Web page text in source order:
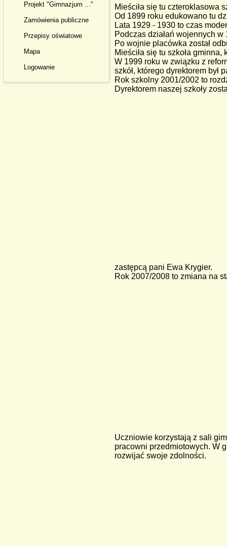
Projekt "Gimnazjum ..."
Zamówienia publiczne
Przepisy oświatowe
Mapa
Logowanie
Mieściła się tu czteroklasowa
Od 1899 roku edukowano tu
Lata 1929 - 1930 to czas
Podczas działań wojennych
Po wojnie placówka został
Mieściła się tu szkoła
W 1999 roku w związku z
szkół, którego dyrektorem był
Rok szkolny 2001/2002 to
Dyrektorem naszej szkoły
zastępcą pani Ewa Krygier.
Rok 2007/2008 to zmiana na
Uczniowie korzystają z sali
pracowni przedmiotowych. W
rozwijać swoje zdolności.